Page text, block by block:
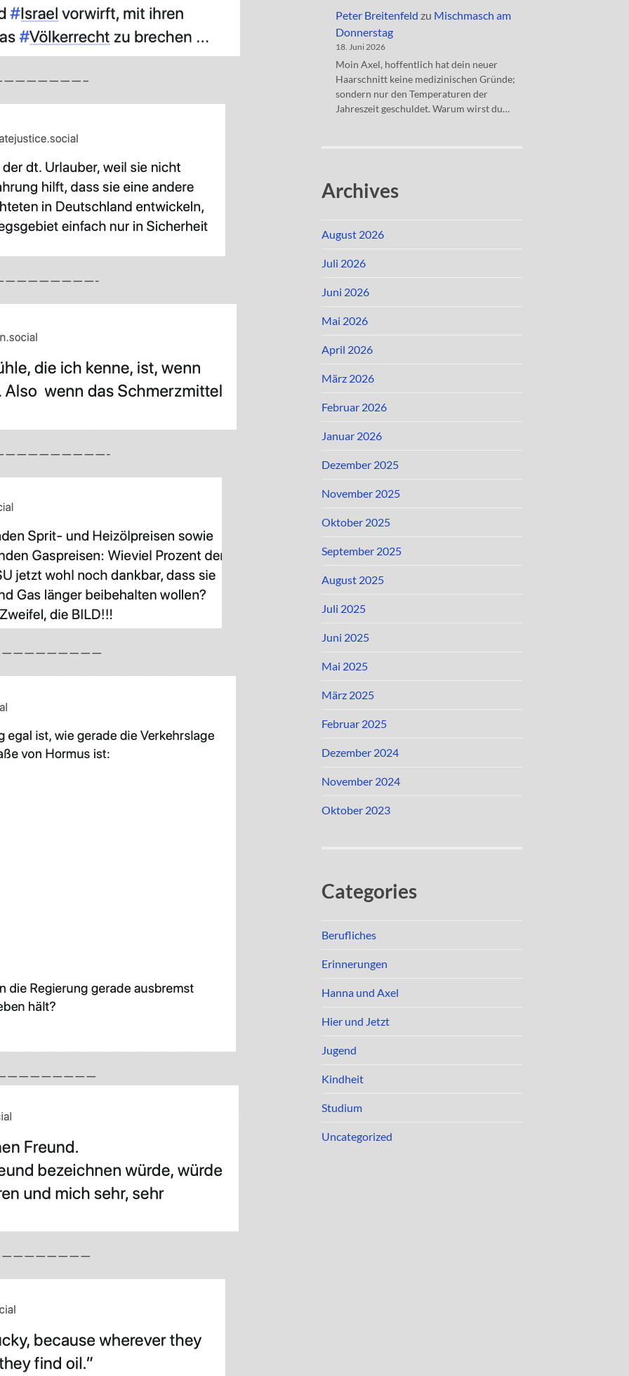
Peter Breitenfeld zu Mischmasch am
Donnerstag
18. Juni 2026
Moin Axel, hoffentlich hat dein neuer
Haarschnitt keine medizinischen Gründe;
sondern nur den Temperaturen der
Jahreszeit geschuldet. Warum wirst du…
Archives
August 2026
Juli 2026
Juni 2026
Mai 2026
April 2026
März 2026
Februar 2026
Januar 2026
Dezember 2025
November 2025
Oktober 2025
September 2025
August 2025
Juli 2025
Juni 2025
Mai 2025
März 2025
Februar 2025
Dezember 2024
November 2024
Oktober 2023
Categories
Berufliches
Erinnerungen
Hanna und Axel
Hier und Jetzt
Jugend
Kindheit
Studium
Uncategorized